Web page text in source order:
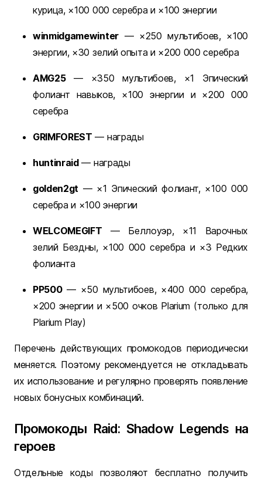
курица, ×100 000 серебра и ×100 энергии
winmidgamewinter— ×250 мультибоев, ×100
энергии, ×30 зелий опыта и ×200 000 серебра
AMG25— ×350 мультибоев, ×1 Эпический
фолиант навыков, ×100 энергии и ×200 000
серебра
GRIMFOREST — награды
huntinraid— награды
golden2gt — ×1 Эпический фолиант, ×100 000
серебра и ×100 энергии
WELCOMEGIFT — Беллоуэр, ×11 Варочных
зелий Бездны, ×100 000 серебра и ×3 Редких
фолианта
PP500— ×50 мультибоев, ×400 000 серебра,
×200 энергии и ×500 очков Plarium (только для
Plarium Play)
Перечень действующих промокодов периодически
меняется. Поэтому рекомендуется не откладывать
их использование и регулярно проверять появление
новых бонусных комбинаций.
Промокоды Raid: Shadow Legends на
героев
Отдельные коды позволяют бесплатно получить